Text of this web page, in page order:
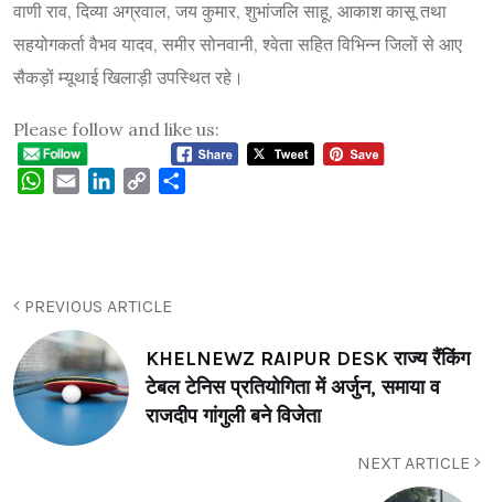
वाणी राव, दिव्या अग्रवाल, जय कुमार, शुभांजलि साहू, आकाश कासू तथा
सहयोगकर्ता वैभव यादव, समीर सोनवानी, श्वेता सहित विभिन्न जिलों से आए
सैकड़ों म्यूथाई खिलाड़ी उपस्थित रहे।
Please follow and like us:
WhatsApp
Email LinkedIn
Copy
PREVIOUS ARTICLE
KHELNEWZ RAIPUR DESK राज्य रैंकिंग
टेबल टेनिस प्रतियोगिता में अर्जुन, समाया व
राजदीप गांगुली बने विजेता
NEXT ARTICLE